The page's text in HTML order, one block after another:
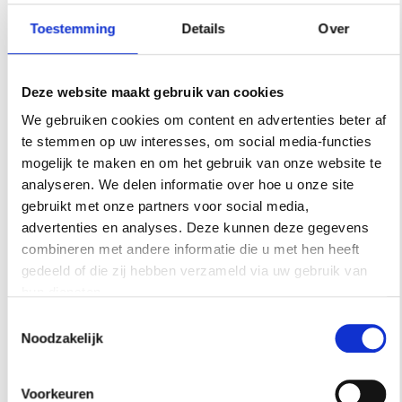
Toestemming Details Over
Deze website maakt gebruik van cookies
We gebruiken cookies om content en advertenties beter af
te stemmen op uw interesses, om social media-functies
mogelijk te maken en om het gebruik van onze website te
analyseren. We delen informatie over hoe u onze site
gebruikt met onze partners voor social media,
advertenties en analyses. Deze kunnen deze gegevens
combineren met andere informatie die u met hen heeft
gedeeld of die zij hebben verzameld via uw gebruik van
Noodzakelijk
Voorkeuren
SOFT GEOMETRY –
DONUTTAFEL
Deze donuttafel gaat rechtstreeks ons
winkelmandje in. Te koop in karamelbruine kleur
en met glazen tafelblad, € 4.838.
Janssen, Lisa Goudsmit